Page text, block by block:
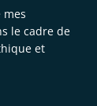
le cadre de
et